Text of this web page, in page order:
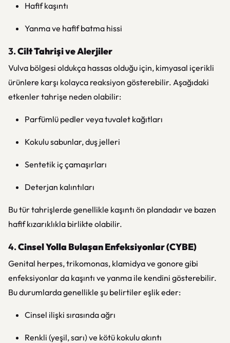
Hafif kaşıntı
Yanma ve hafif batma hissi
3.Cilt Tahrişi ve Alerjiler
Vulva bölgesi oldukça hassas olduğu için, kimyasal içerikli
ürünlere karşı kolayca reaksiyon gösterebilir. Aşağıdaki
etkenler tahrişe neden olabilir:
Parfümlü pedler veya tuvalet kağıtları
Kokulu sabunlar, duş jelleri
Sentetik iç çamaşırları
Deterjan kalıntıları
Bu tür tahrişlerde genellikle kaşıntı ön plandadır ve bazen
hafif kızarıklıkla birlikte olabilir.
4.Cinsel Yolla Bulaşan Enfeksiyonlar (CYBE)
Genital herpes, trikomonas, klamidya ve gonore gibi
enfeksiyonlar da kaşıntı ve yanma ile kendini gösterebilir.
Bu durumlarda genellikle şu belirtiler eşlik eder:
Cinsel ilişki sırasında ağrı
Renkli (yeşil, sarı) ve kötü kokulu akıntı